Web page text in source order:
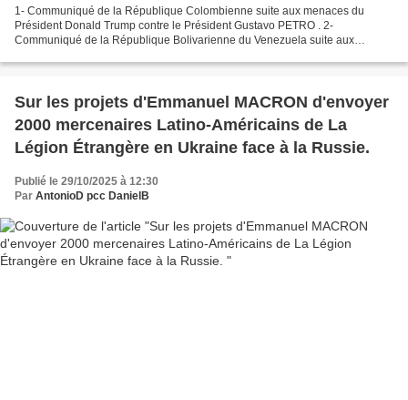
1- Communiqué de la République Colombienne suite aux menaces du
Président Donald Trump contre le Président Gustavo PETRO . 2-
Communiqué de la République Bolivarienne du Venezuela suite aux
Sur les projets d'Emmanuel MACRON d'envoyer
2000 mercenaires Latino-Américains de La
Légion Étrangère en Ukraine face à la Russie.
Publié le 29/10/2025 à 12:30
Par AntonioD pcc DanielB